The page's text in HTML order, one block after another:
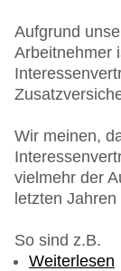
Aufgrund
Arbeitnehmer
Wir meinen,
vielmehr der
letzten
So sind z.B.
Weiterlesen